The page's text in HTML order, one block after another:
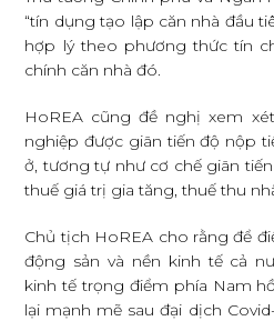
“tín dụng tạo lập căn nhà đầu
hợp lý theo phương thức tín
chính căn nhà đó.
HoREA cũng đề nghị xem
nghiệp được giãn tiến độ nộp
ở, tương tự như cơ chế giãn
thuế giá trị gia tăng, thuế thu
Chủ tịch HoREA cho rằng để
động sản và nền kinh tế cả
kinh tế trọng điểm phía Nam
lại mạnh mẽ sau đại dịch